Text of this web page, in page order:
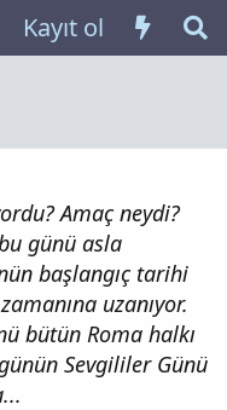
Kayıt ol
Amaç neydi?
günü asla
başlangıç tarihi
uzanıyor.
bütün Roma halkı
Sevgililer Günü